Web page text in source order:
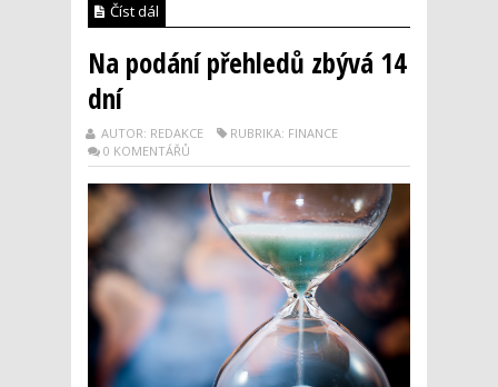
Číst dál
Na podání přehledů zbývá 14
dní
AUTOR: REDAKCE
RUBRIKA: FINANCE
0 KOMENTÁŘŮ